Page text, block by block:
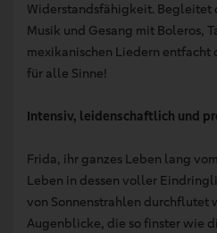
Widerstandsfähigkeit.
Musik und Gesang mit Boleros,
mexikanischen Liedern entfacht
für alle Sinne!
Intensiv, leidenschaftlich und
Frida, ihr ganzes Leben lang
Leben in dessen voller
von Sonnenstrahlen durchflutet
Augenblicke, die so finster wie